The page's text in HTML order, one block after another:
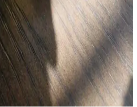
mevcut bilgiler sınırlı olmakla birlikte,
yer alıyor. İçeriği ve sağlık
kesin bilgiler bulunmamaktadır.
Gelen Aromatik ve
karışımlarından oluşan çiçek çayları,
sağlığa potansiyel faydalarıyla öne